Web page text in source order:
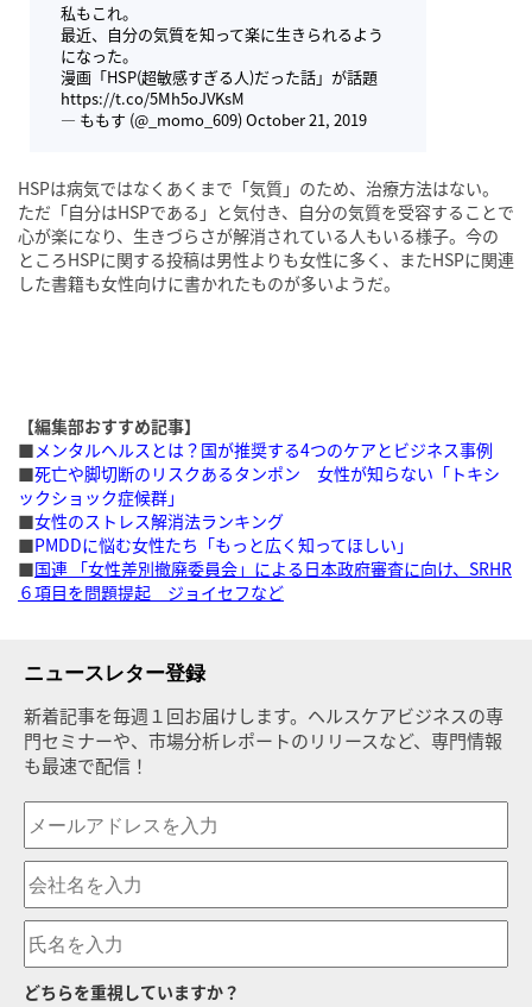
私もこれ。
最近、自分の気質を知って楽に生きられるよう
になった。
漫画「HSP(超敏感すぎる人)だった話」が話題
https://t.co/5Mh5oJVKsM
— ももす (@_momo_609)October 21, 2019
HSPは病気ではなくあくまで「気質」のため、治療方法はない。
ただ「自分はHSPである」と気付き、自分の気質を受容することで
心が楽になり、生きづらさが解消されている人もいる様子。今の
ところHSPに関する投稿は男性よりも女性に多く、またHSPに関連
した書籍も女性向けに書かれたものが多いようだ。
【編集部おすすめ記事】
■メンタルヘルスとは？国が推奨する4つのケアとビジネス事例
■死亡や脚切断のリスクあるタンポン 女性が知らない「トキシ
ックショック症候群」
■女性のストレス解消法ランキング
■PMDDに悩む女性たち「もっと広く知ってほしい」
■国連 「女性差別撤廃委員会」による日本政府審査に向け、SRHR
６項目を問題提起 ジョイセフなど
ニュースレター登録
新着記事を毎週１回お届けします。ヘルスケアビジネスの専
門セミナーや、市場分析レポートのリリースなど、専門情報
も最速で配信！
どちらを重視していますか？